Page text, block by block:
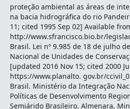
proteção ambiental as áreas de
na bacia hidrográfica do rio
11; cited 1995 Sep 02] Available
http://www.sfrancisco.bio.br/
Brasil. Lei nº 9.985 de 18 de julho
Nacional de Unidades de
[updated 2016 Nov 15; cited 2000
https://www.planalto. gov.br/
Brasil. Ministério da Integração
Políticas de Desenvolvimento
Semiárido Brasileiro. Almenara,